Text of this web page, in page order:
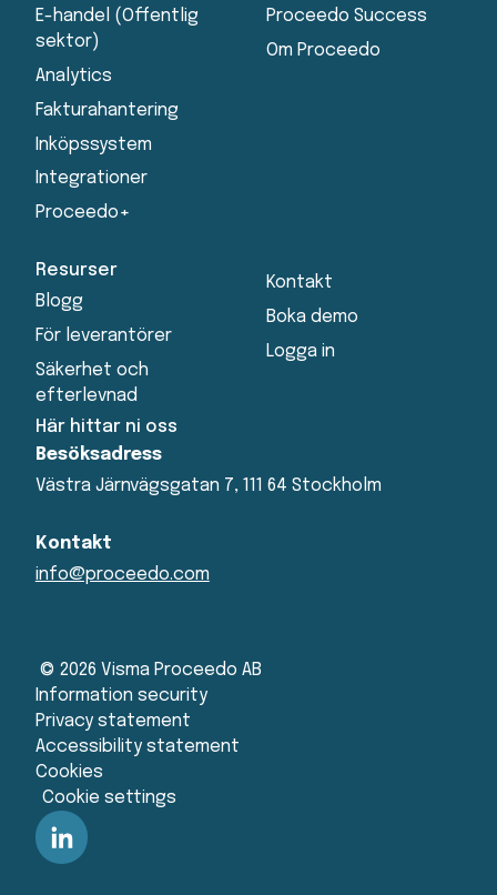
E-handel (Offentlig
sektor)
Analytics
Fakturahantering
Inköpssystem
Integrationer
Proceedo+
Proceedo Success
Om Proceedo
Resurser
Blogg
För leverantörer
Säkerhet och
efterlevnad
Kontakt
Boka demo
Logga in
Här hittar ni oss
Besöksadress
Västra Järnvägsgatan 7, 111 64 Stockholm
Kontakt
info@proceedo.com
© 2026 Visma Proceedo AB
Information security
Privacy statement
Accessibility statement
Cookies
Cookie settings